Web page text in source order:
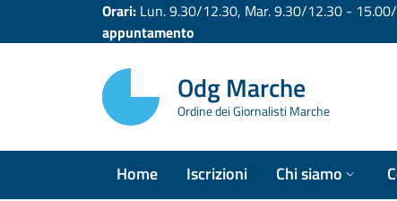
Orari: Lun. 9.30/12.30, Mar. 9.30/12.30 -
appuntamento
Odg Marche
Ordine dei Giornalisti Marche
Home Iscrizioni Chi siamo